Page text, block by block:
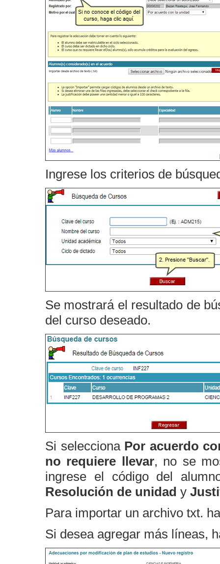
Ingrese los criterios de
Se mostrará el resultado de
del curso deseado.
Si selecciona Por acuerdo
no requiere llevar, no se
ingrese el código del
Resolución de unidad y
Para importar un archivo txt.
Si desea agregar más líneas,